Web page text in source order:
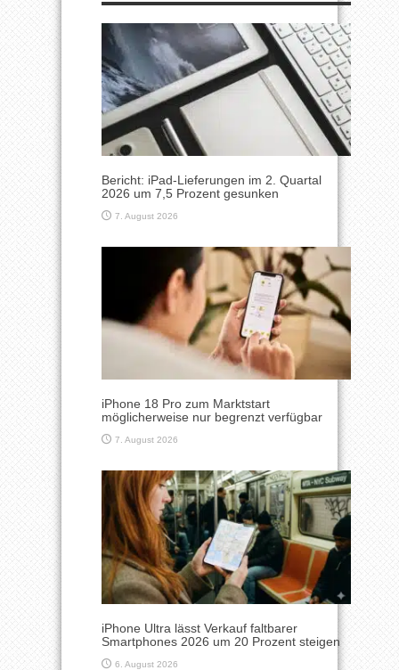
Bericht: iPad-Lieferungen im 2. Quartal
2026 um 7,5 Prozent gesunken
7. August 2026
iPhone 18 Pro zum Marktstart
möglicherweise nur begrenzt verfügbar
7. August 2026
iPhone Ultra lässt Verkauf faltbarer
Smartphones 2026 um 20 Prozent steigen
6. August 2026